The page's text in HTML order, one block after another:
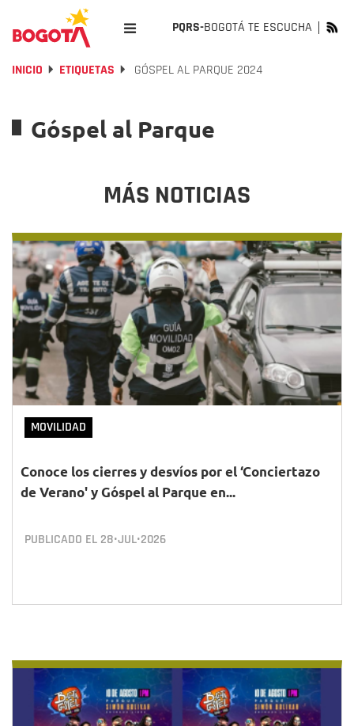
PQRS-BOGOTÁ TE ESCUCHA
INICIO ETIQUETAS GÓSPEL AL PARQUE 2024
Góspel al Parque
MÁS NOTICIAS
MOVILIDAD
Conoce los cierres y desvíos por el ‘Conciertazo
de Verano' y Góspel al Parque en...
PUBLICADO EL 28•JUL•2026